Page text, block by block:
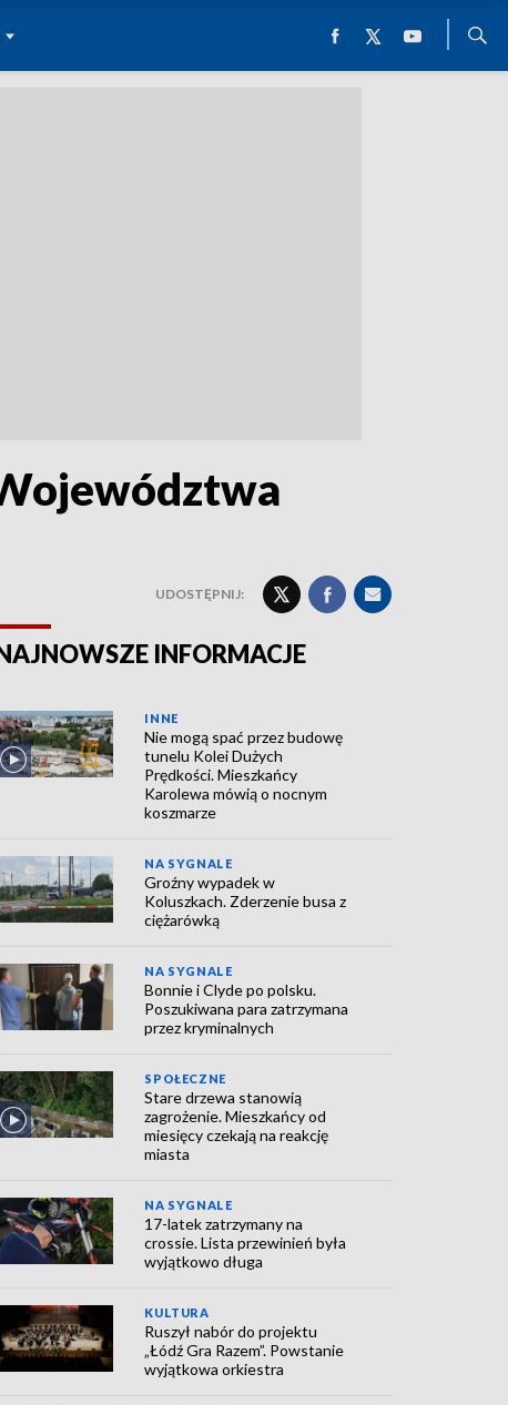
UDOSTĘPNIJ:
INFORMACJE
INNE
Nie mogą spać przez budowę
tunelu Kolei Dużych
Prędkości. Mieszkańcy
Karolewa mówią o nocnym
koszmarze
NA SYGNALE
Groźny wypadek w
Koluszkach. Zderzenie busa z
ciężarówką
NA SYGNALE
Bonnie i Clyde po polsku.
Poszukiwana para zatrzymana
przez kryminalnych
SPOŁECZNE
Stare drzewa stanowią
zagrożenie. Mieszkańcy od
miesięcy czekają na reakcję
miasta
NA SYGNALE
17-latek zatrzymany na
crossie. Lista przewinień była
wyjątkowo długa
KULTURA
Ruszył nabór do projektu
„Łódź Gra Razem”. Powstanie
wyjątkowa orkiestra